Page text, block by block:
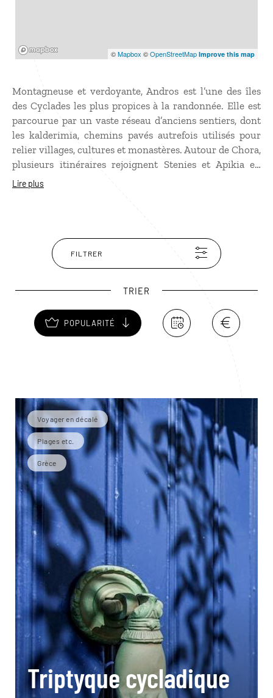
©Mapbox ©OpenStreetMap Improve this map
Montagneuse et verdoyante, Andros est l’une des îles
des Cyclades les plus propices à la randonnée. Elle est
parcourue par un vaste réseau d’anciens sentiers, dont
les kalderimia, chemins pavés autrefois utilisés pour
relier villages, cultures et monastères. Autour de Chora,
plusieurs itinéraires rejoignent Stenies et Apikia en
traversant vallées, sources et paysages de terrasses
gagner le monastère d’Agios Nikolaos et la plage isolée
d’Achla. Une autre façon de découvrir Andros, loin de
son littoral.
Lire plus
FILTRER
TRIER
POPULARITÉ
Voyager en décalé
Plages etc.
Grèce
Triptyque cycladique